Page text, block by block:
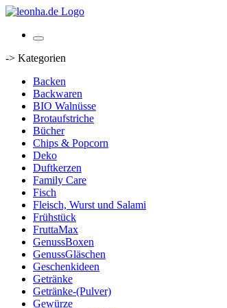
-> Kategorien
Backen
Backwaren
BIO Walnüsse
Brotaufstriche
Bücher
Chips & Popcorn
Deko
Duftkerzen
Family Care
Fisch
Fleisch, Wurst und Salami
Frühstück
FruttaMax
GenussBoxen
GenussGläschen
Geschenkideen
Getränke
Getränke-(Pulver)
Gewürze